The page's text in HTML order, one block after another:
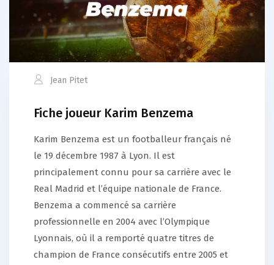
Jean Pitet
Fiche joueur Karim Benzema
Karim Benzema est un footballeur français né
le 19 décembre 1987 à Lyon. Il est
principalement connu pour sa carrière avec le
Real Madrid et l’équipe nationale de France.
Benzema a commencé sa carrière
professionnelle en 2004 avec l’Olympique
Lyonnais, où il a remporté quatre titres de
champion de France consécutifs entre 2005 et